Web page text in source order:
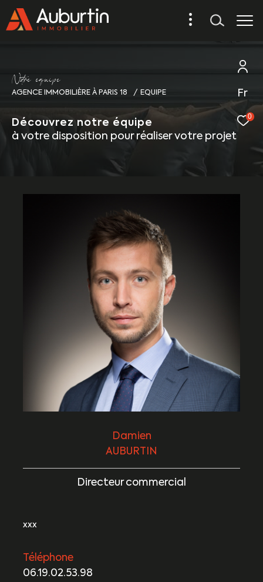
Fr
0
Nore équipe
AGENCE IMMOBILIÈRE À PARIS 18 EQUIPE
Découvrez notre équipe
à votre disposition pour réaliser votre projet
Damien
AUBURTIN
Directeur commercial
xxx
Téléphone
06.19.02.53.98